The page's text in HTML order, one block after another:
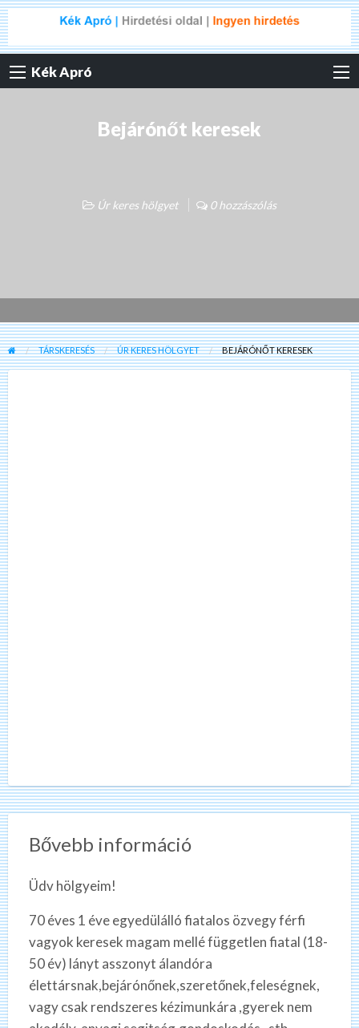
Kék Apró
Bejárónőt keresek
Úr keres hölgyet 0 hozzászólás
TÁRSKERESÉS ÚR KERES HÖLGYET BEJÁRÓNŐT KERESEK
Bővebb információ
Üdv hölgyeim!
70 éves 1 éve egyedülálló fiatalos özvegy férfi
vagyok keresek magam mellé független fiatal (18-
50 év) lányt asszonyt álandóra
élettársnak,bejárónőnek,szeretőnek,feleségnek,
vagy csak rendszeres kézimunkára ,gyerek nem